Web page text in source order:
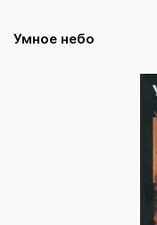
Умное небо